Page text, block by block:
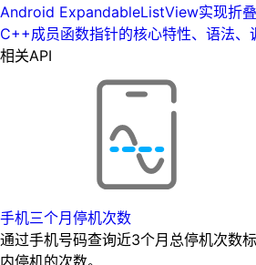
Android ExpandableListView实现折
C++成员函数指针的核心特性、语法、
相关API
手机三个月停机次数
通过手机号码查询近3个月总停机次数
内停机的次数。